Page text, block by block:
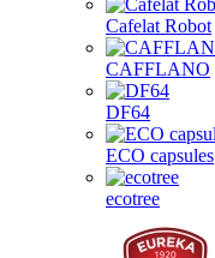
Cafelat Robot
CAFFLANO
DF64
ECO capsules
ecotree